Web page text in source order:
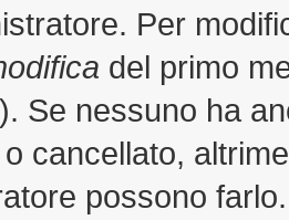
Per
del primo
Se nessuno ha
cancellato,
possono